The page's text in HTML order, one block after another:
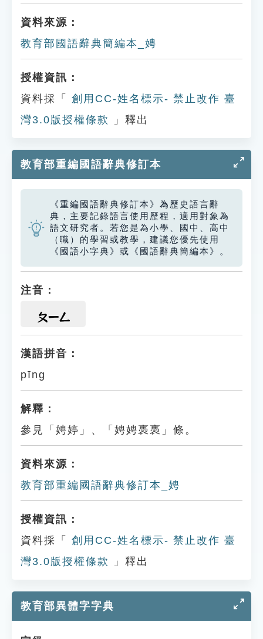
資料來源：
教育部國語辭典簡編本_娉
授權資訊：
資料採「
創用CC-姓名標示- 禁止改作 臺
灣3.0版授權條款
」釋出
教育部重編國語辭典修訂本
《重編國語辭典修訂本》為歷史語言辭
典，主要記錄語言使用歷程，適用對象為
語文研究者。若您是為小學、國中、高中
（職）的學習或教學，建議您優先使用
《國語小字典》或《國語辭典簡編本》。
注音：
ㄆㄧㄥ
漢語拼音：
pīng
解釋：
參見「娉婷」、「娉娉褭褭」條。
資料來源：
教育部重編國語辭典修訂本_娉
授權資訊：
資料採「
創用CC-姓名標示- 禁止改作 臺
灣3.0版授權條款
」釋出
教育部異體字字典